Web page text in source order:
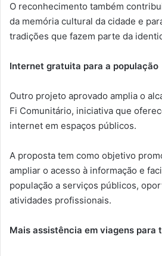
O reconhecimento também
da memória cultural da cidade e
tradições que fazem parte da
Internet gratuita para a população
Outro projeto aprovado amplia o
Fi Comunitário, iniciativa que
internet em espaços públicos.
A proposta tem como objetivo
ampliar o acesso à informação e
população a serviços públicos,
atividades profissionais.
Mais assistência em viagens para